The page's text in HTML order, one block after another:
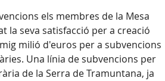
els membres de la Mesa
la seva satisfacció per a creació
milió d'euros per a subvencions
Una línia de subvencions per
de la Serra de Tramuntana, ja